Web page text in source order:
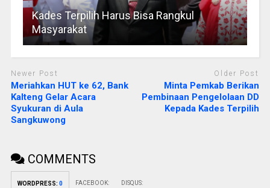
Kades Terpilih Harus Bisa Rangkul
Masyarakat
Newer Post
Meriahkan HUT ke 62, Bank
Kalteng Gelar Acara
Syukuran di Aula
Sangkuwong
Older Post
Minta Pemkab Berikan
Pembinaan Pengelolaan DD
Kepada Kades Terpilih
COMMENTS
WORDPRESS: 0 FACEBOOK: DISQUS: